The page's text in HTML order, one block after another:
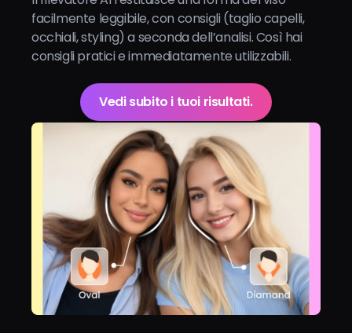
facilmente leggibile, con consigli (taglio capelli,
occhiali, styling) a seconda dell’analisi. Così hai
consigli pratici e immediatamente utilizzabili.
Vedi subito i tuoi risultati.